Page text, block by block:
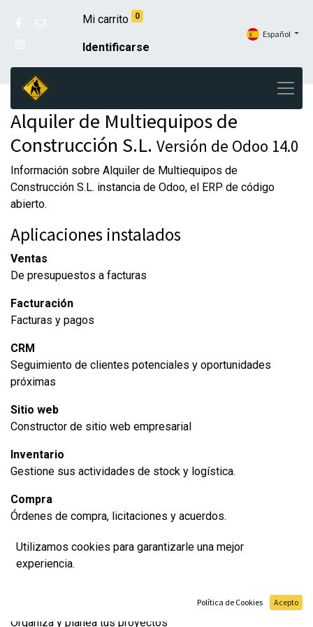
Mi carrito 0
Identificarse
Español
Alquiler de Multiequipos de
Construcción S.L. Versión de Odoo 14.0
Información sobre Alquiler de Multiequipos de
Construcción S.L. instancia de Odoo, el ERP de código
abierto.
Aplicaciones instalados
Ventas
De presupuestos a facturas
Facturación
Facturas y pagos
CRM
Seguimiento de clientes potenciales y oportunidades
próximas
Sitio web
Constructor de sitio web empresarial
Inventario
Gestione sus actividades de stock y logística.
Compra
Órdenes de compra, licitaciones y acuerdos.
Punto de venta
Interfaz de PdV amigable para usuarios para tiendas y
Organiza y planea tus proyectos
Utilizamos cookies para garantizarle una mejor
experiencia.
Política de Cookies Acepto